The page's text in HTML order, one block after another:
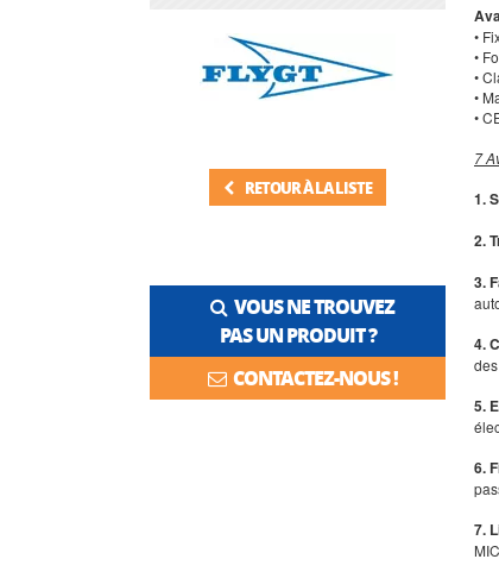
RETOUR À LA LISTE
VOUS NE TROUVEZ
PAS UN PRODUIT ?
CONTACTEZ-NOUS !
•
•
•
•
•
7
1.
2.
3.
4.
5.
6.
7.